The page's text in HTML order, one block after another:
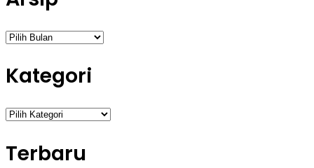
Arsip
Kategori
Kategori
Terbaru